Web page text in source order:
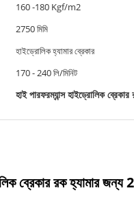
160 -180 Kgf/m2
2750 মিমি
হাইড্রোলিক হ্যামার ব্রেকার
170 - 240 লি/মিনিট
হাই পারফরম্যান্স হাইড্রোলিক ব্রেকার
ব্রেকার রক হ্যামার